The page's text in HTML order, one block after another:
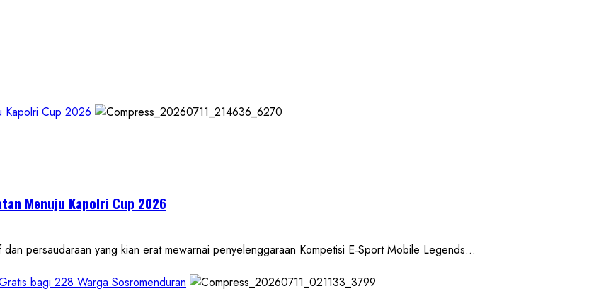
Kapolri Cup 2026
Menuju Kapolri Cup 2026
persaudaraan yang kian erat mewarnai penyelenggaraan Kompetisi E‑Sport Mobile Legends...
bagi 228 Warga Sosromenduran